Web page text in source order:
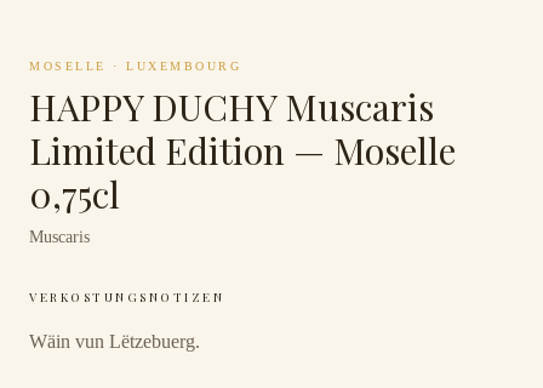
MOSELLE · LUXEMBOURG
HAPPY DUCHY Muscaris
Limited Edition — Moselle
0,75cl
Muscaris
VERKOSTUNGSNOTIZEN
Wäin vun Lëtzebuerg.